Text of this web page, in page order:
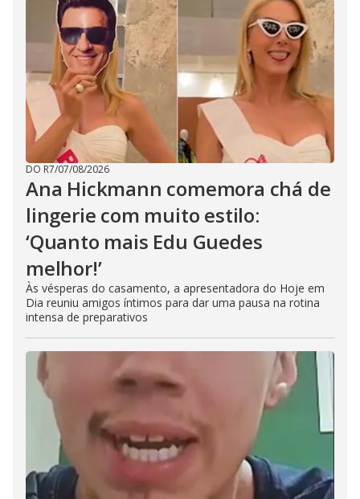
DO R7/07/08/2026
Ana Hickmann comemora chá de
lingerie com muito estilo:
‘Quanto mais Edu Guedes
melhor!’
Às vésperas do casamento, a apresentadora do Hoje em
Dia reuniu amigos íntimos para dar uma pausa na rotina
intensa de preparativos